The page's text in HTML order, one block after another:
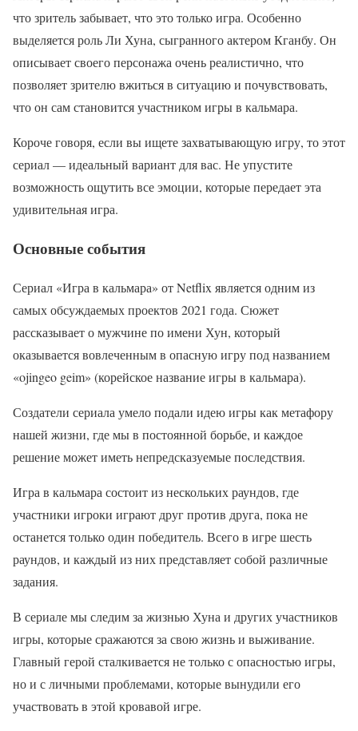
что зритель забывает, что это только игра. Особенно
выделяется роль Ли Хуна, сыгранного актером Кганбу. Он
описывает своего персонажа очень реалистично, что
позволяет зрителю вжиться в ситуацию и почувствовать,
что он сам становится участником игры в кальмара.
Короче говоря, если вы ищете захватывающую игру, то этот
сериал — идеальный вариант для вас. Не упустите
возможность ощутить все эмоции, которые передает эта
удивительная игра.
Основные события
Сериал «Игра в кальмара» от Netflix является одним из
самых обсуждаемых проектов 2021 года. Сюжет
рассказывает о мужчине по имени Хун, который
оказывается вовлеченным в опасную игру под названием
«ojingeo geim» (корейское название игры в кальмара).
Создатели сериала умело подали идею игры как метафору
нашей жизни, где мы в постоянной борьбе, и каждое
решение может иметь непредсказуемые последствия.
Игра в кальмара состоит из нескольких раундов, где
участники игроки играют друг против друга, пока не
останется только один победитель. Всего в игре шесть
раундов, и каждый из них представляет собой различные
задания.
В сериале мы следим за жизнью Хуна и других участников
игры, которые сражаются за свою жизнь и выживание.
Главный герой сталкивается не только с опасностью игры,
но и с личными проблемами, которые вынудили его
участвовать в этой кровавой игре.